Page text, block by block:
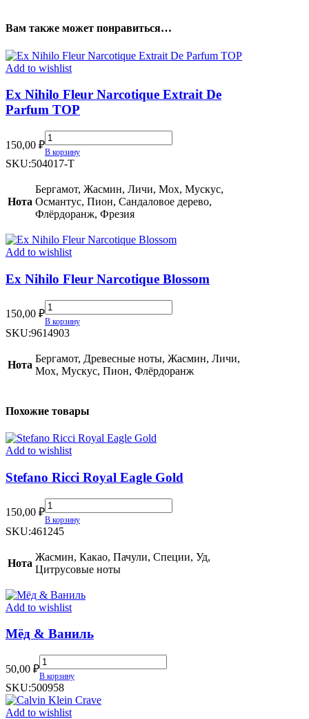
Вам также может понравиться…
Add to wishlist
Ex Nihilo Fleur Narcotique Extrait De
Parfum TOP
150,00 ₽
Ex
Nihilo
Fleur
Extrait
De
Parfum
TOP
quantity
В корзину
SKU:504017-T
Нота
Бергамот, Жасмин, Личи, Мох, Мускус,
Османтус, Пион, Сандаловое дерево,
Флёрдоранж, Фрезия
Add to wishlist
Ex Nihilo Fleur Narcotique Blossom
150,00 ₽
Ex
Nihilo
Fleur
Blossom
quantity
В корзину
SKU:9614903
Нота
Бергамот, Древесные ноты, Жасмин, Личи,
Мох, Мускус, Пион, Флёрдоранж
Похожие товары
Add to wishlist
Stefano Ricci Royal Eagle Gold
150,00 ₽
Stefano
Ricci
Royal
Gold
quantity
В корзину
SKU:461245
Нота
Жасмин, Какао, Пачули, Специи, Уд,
Цитрусовые ноты
Add to wishlist
Мёд & Ваниль
50,00 ₽
Мёд
&
Ваниль
quantity
В корзину
SKU:500958
Add to wishlist